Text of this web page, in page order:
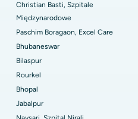
Rourkela
Pune
dla kobiet w południowym Delhi
Christian Basti, Szpitale
Międzynarodowe
Paschim Boragaon, Excel Care
Bhubaneswar
Bilaspur
Rourkel
Bhopal
Jabalpur